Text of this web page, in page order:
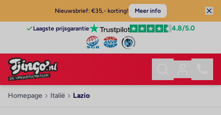
Nieuwsbrief: €35,- korting! Meer info
Laagste prijsgarantie 4.8/5.0
Homepage Italië Lazio